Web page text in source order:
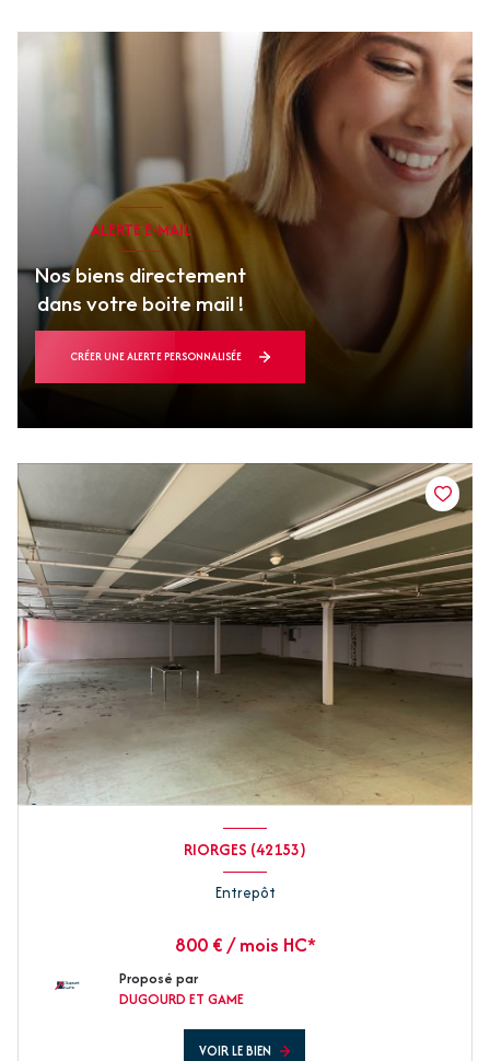
ALERTE E-MAIL
Nos biens directement
dans votre boite mail !
CRÉER UNE ALERTE PERSONNALISÉE
RIORGES (42153)
Entrepôt
800 € / mois HC*
Proposé par
DUGOURD ET GAME
VOIR LE BIEN